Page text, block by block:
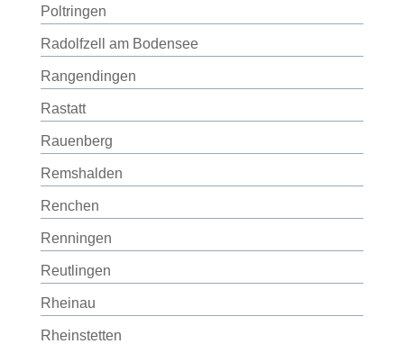
Poltringen
Radolfzell am Bodensee
Rangendingen
Rastatt
Rauenberg
Remshalden
Renchen
Renningen
Reutlingen
Rheinau
Rheinstetten